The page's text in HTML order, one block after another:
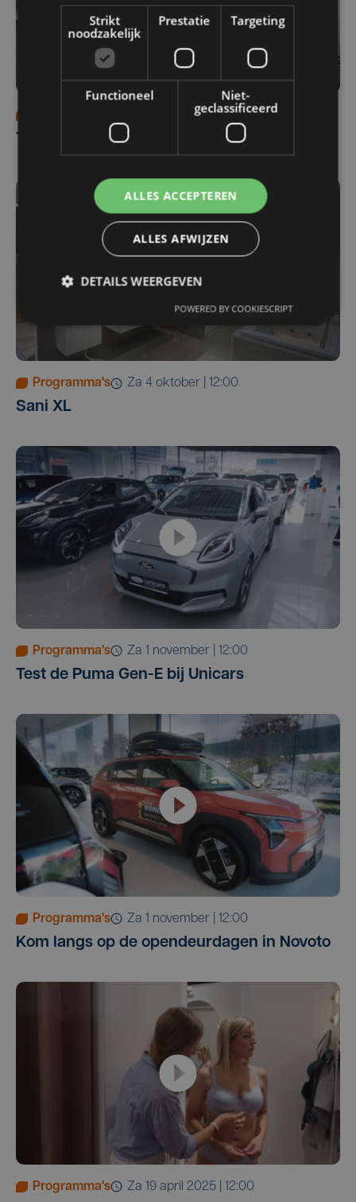
za 4 oktober | 12:00
T'Jonck Rudy - Alu-products
Programma's za 4 oktober | 12:00
Sani XL
Programma's za 1 november | 12:00
Test de Puma Gen-E bij Unicars
Programma's za 1 november | 12:00
Kom langs op de opendeurdagen in Novoto
Programma's za 19 april 2025 | 12:00
Strikt
noodzakelijk
Prestatie Targeting
Functioneel
Niet-
geclassificeerd
ALLES ACCEPTEREN
ALLES AFWIJZEN
DETAILS WEERGEVEN
POWERED BY COOKIESCRIPT